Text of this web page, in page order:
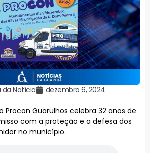
da Notícia
dezembro 6, 2024
Procon Guarulhos celebra 32 anos de
com a proteção e a defesa dos
no município.